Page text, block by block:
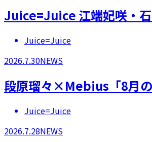
Juice=Juice 江端妃咲・
Juice=Juice
2026.7.30NEWS
段原瑠々×Mebius「8月の
Juice=Juice
2026.7.28NEWS